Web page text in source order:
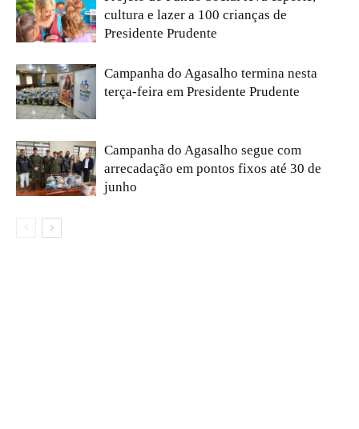
cultura e lazer a 100 crianças de
Presidente Prudente
Campanha do Agasalho termina nesta
terça-feira em Presidente Prudente
Campanha do Agasalho segue com
arrecadação em pontos fixos até 30 de
junho